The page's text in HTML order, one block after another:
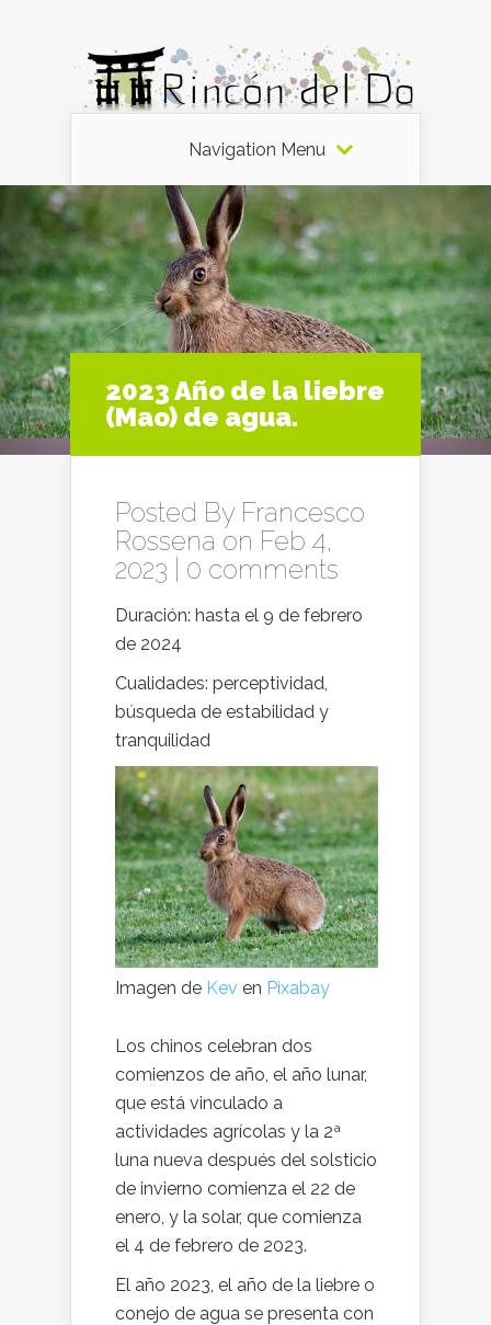
Navigation Menu
2023 Año de la liebre
(Mao) de agua.
Posted By Francesco
Rossena on Feb 4,
2023 | 0 comments
Duración: hasta el 9 de febrero
de 2024
Cualidades: perceptividad,
búsqueda de estabilidad y
tranquilidad
Imagen de Kev en Pixabay
Los chinos celebran dos
comienzos de año, el año lunar,
que está vinculado a
actividades agrícolas y la 2ª
luna nueva después del solsticio
de invierno comienza el 22 de
enero, y la solar, que comienza
el 4 de febrero de 2023.
El año 2023, el año de la liebre o
conejo de agua se presenta con